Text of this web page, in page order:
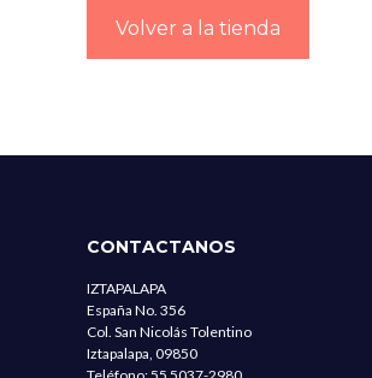
Volver a la tienda
CONTACTANOS
IZTAPALAPA
España No. 356
Col. San Nicolás Tolentino
Iztapalapa, 09850